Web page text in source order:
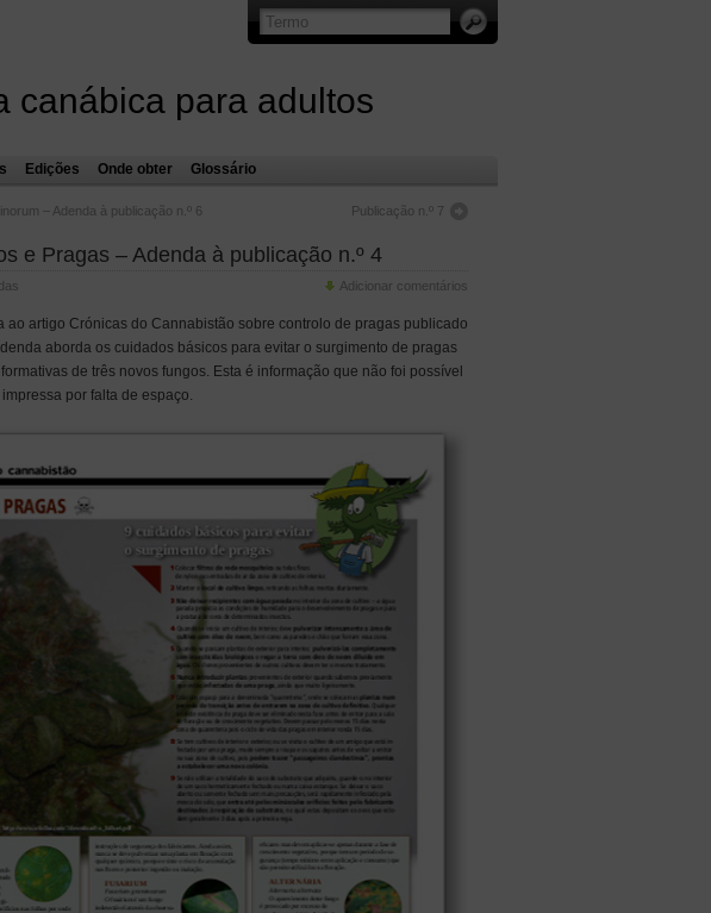
canábica para adultos
Edições Onde obter Glossário
– Adenda à publicação n.º 6 Publicação n.º 7
e Pragas – Adenda à publicação n.º 4
Adicionar comentários
ao artigo Crónicas do Cannabistão sobre controlo de pragas publicado
aborda os cuidados básicos para evitar o surgimento de pragas
de três novos fungos. Esta é informação que não foi possível
por falta de espaço.